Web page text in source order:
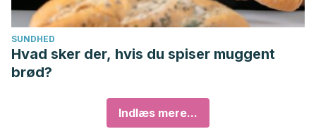
SUNDHED
Hvad sker der, hvis du spiser muggent
brød?
Indlæs mere...